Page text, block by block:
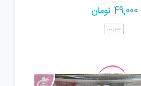
49,000 تومان
صورتی